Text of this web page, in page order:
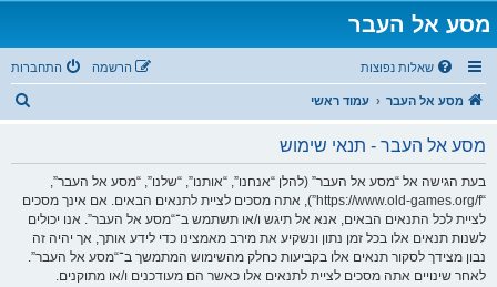
מסע אל העבר
שאלות נפוצות התחברות הרשמה
מסע אל העבר עמוד ראשי
מסע אל העבר - תנאי שימוש
בעת הגישה אל “מסע אל העבר” (להלן “אנחנו”, “אותנו”, “שלנו”, “מסע אל העבר”,
“https://www.old-games.org/f”), אתה מסכים לציית לתנאים הבאים. אם אינך מסכים
לציית לכל התנאים הבאים, אנא אל תיגש ו/או תשתמש ב־“מסע אל העבר”. אנו יכולים
לשנות תנאים אלו בכל זמן נתון ונשקיע את מירב מאמצינו כדי לידע אותך, אך יהיה זה
נבון מצידך לסקור תנאים אלו בקביעות כחלק מהשימוש המתמשך ב־“מסע אל העבר”.
לאחר שינויים אתה מסכים לציית לתנאים אלו כאשר הם מעודכנים ו/או מתוקנים.